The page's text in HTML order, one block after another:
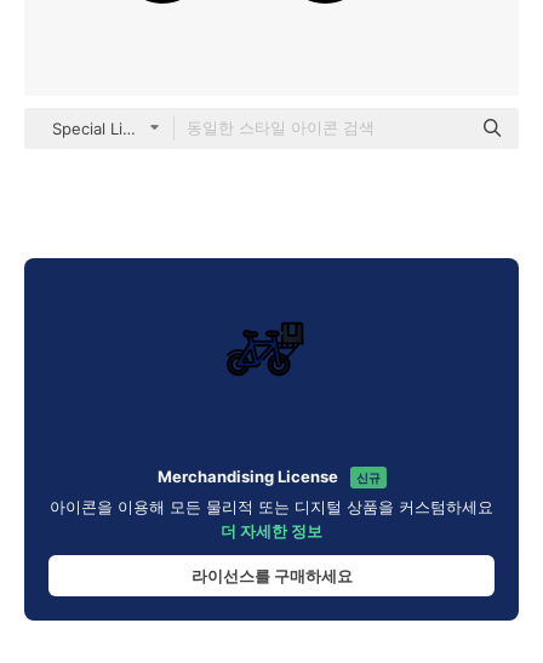
Special Lineal color
Merchandising License 신규
아이콘을 이용해 모든 물리적 또는 디지털 상품을 커스텀하세요
더 자세한 정보
라이선스를 구매하세요